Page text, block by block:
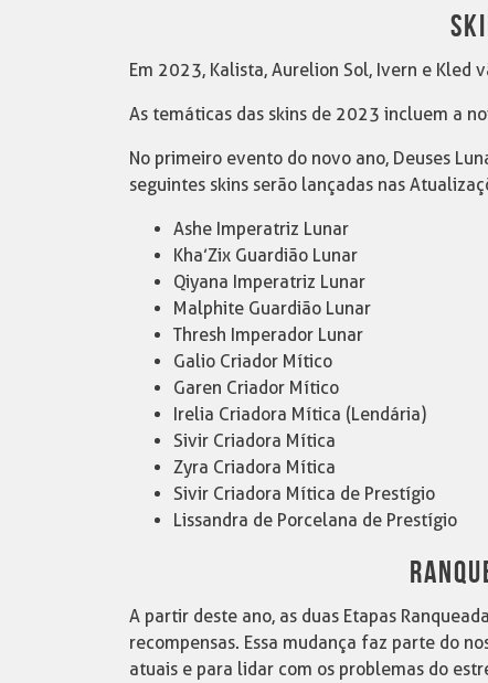
Em 2023, Kalista, Aurelion Sol, Ivern e Kled
As temáticas das skins de 2023 incluem a
No primeiro evento do novo ano, Deuses
seguintes skins serão lançadas nas
Ashe Imperatriz Lunar
Kha’Zix Guardião Lunar
Qiyana Imperatriz Lunar
Malphite Guardião Lunar
Thresh Imperador Lunar
Galio Criador Mítico
Garen Criador Mítico
Irelia Criadora Mítica (Lendária)
Sivir Criadora Mítica
Zyra Criadora Mítica
Sivir Criadora Mítica de Prestígio
Lissandra de Porcelana de Prestígio
A partir deste ano, as duas Etapas
recompensas. Essa mudança faz parte do
atuais e para lidar com os problemas do